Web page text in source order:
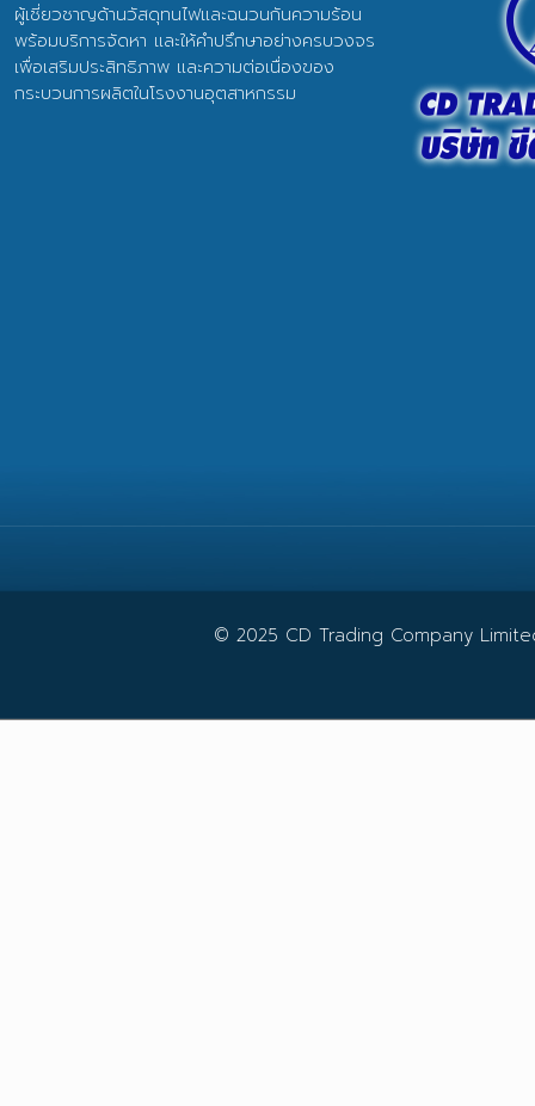
ผู้เชี่ยวชาญด้านวัสดุทนไฟและฉนวนกันความร้อน
พร้อมบริการจัดหา และให้คำปรึกษาอย่างครบวงจร
เพื่อเสริมประสิทธิภาพ และความต่อเนื่องของ
กระบวนการผลิตในโรงงานอุตสาหกรรม
© 2025 CD Trading Company